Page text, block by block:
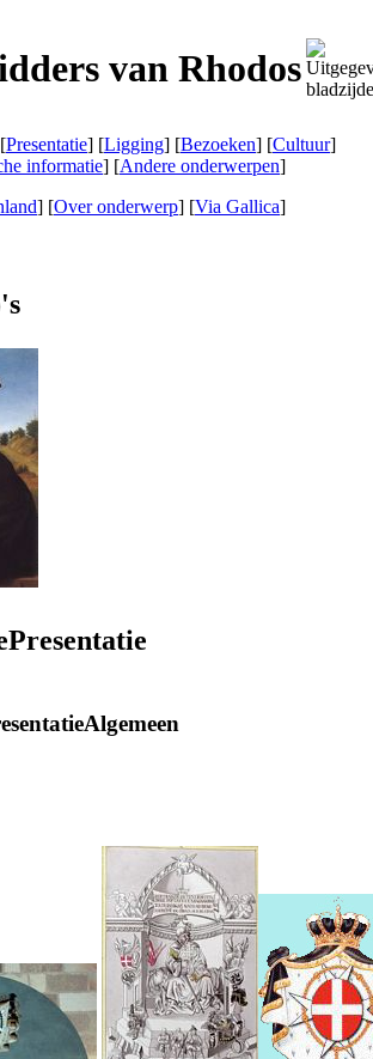
van Rhodos
Presentatie] [Ligging] [Bezoeken] [Cultuur]
informatie] [Andere onderwerpen]
] [Over onderwerp] [Via Gallica]
Presentatie
Algemeen